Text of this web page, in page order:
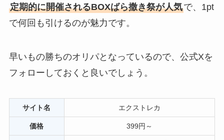
定期的に開催されるBOXばら撒き祭が人気で、1pt
で何回も引けるのが魅力です。
早いもの勝ちのオリパとなっているので、公式Xを
フォローしておくと良いでしょう。
サイト名 エクストレカ
価格 399円～